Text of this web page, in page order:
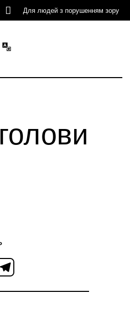
Для людей з порушенням зору